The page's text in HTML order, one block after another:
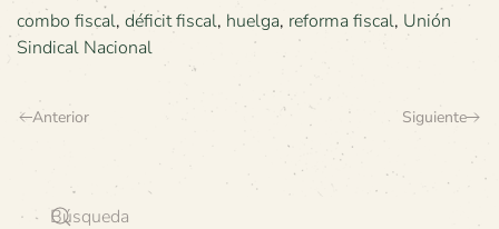
combo fiscal, déficit fiscal, huelga, reforma fiscal, Unión
Sindical Nacional
Anterior Siguiente